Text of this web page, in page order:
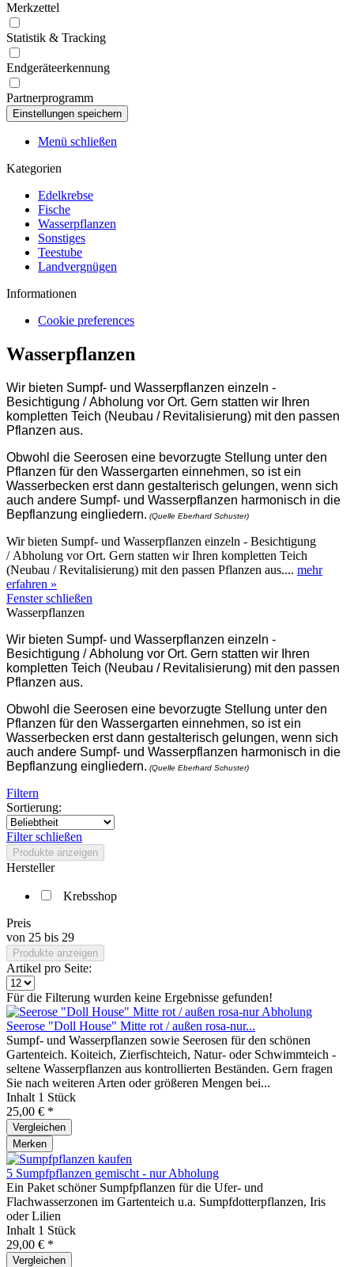
Merkzettel
Statistik & Tracking
Endgeräteerkennung
Partnerprogramm
Menü schließen
Kategorien
Edelkrebse
Fische
Wasserpflanzen
Sonstiges
Teestube
Landvergnügen
Informationen
Cookie preferences
Wasserpflanzen
Wir bieten Sumpf- und Wasserpflanzen einzeln -
Besichtigung / Abholung vor Ort. Gern statten wir Ihren
kompletten Teich (Neubau / Revitalisierung) mit den passen
Pflanzen aus.
Obwohl die Seerosen eine bevorzugte Stellung unter den
Pflanzen für den Wassergarten einnehmen, so ist ein
Wasserbecken erst dann gestalterisch gelungen, wenn sich
auch andere Sumpf- und Wasserpflanzen harmonisch in die
Bepflanzung eingliedern. (Quelle Eberhard Schuster)
Wir bieten Sumpf- und Wasserpflanzen einzeln - Besichtigung
/ Abholung vor Ort. Gern statten wir Ihren kompletten Teich
(Neubau / Revitalisierung) mit den passen Pflanzen aus.... mehr
erfahren »
Fenster schließen
Wasserpflanzen
Wir bieten Sumpf- und Wasserpflanzen einzeln -
Besichtigung / Abholung vor Ort. Gern statten wir Ihren
kompletten Teich (Neubau / Revitalisierung) mit den passen
Pflanzen aus.
Obwohl die Seerosen eine bevorzugte Stellung unter den
Pflanzen für den Wassergarten einnehmen, so ist ein
Wasserbecken erst dann gestalterisch gelungen, wenn sich
auch andere Sumpf- und Wasserpflanzen harmonisch in die
Bepflanzung eingliedern. (Quelle Eberhard Schuster)
Filtern
Sortierung:
Filter schließen
Produkte anzeigen
Hersteller
Krebsshop
Preis
von 25 bis 29
Produkte anzeigen
Artikel pro Seite:
Für die Filterung wurden keine Ergebnisse gefunden!
Seerose "Doll House" Mitte rot / außen rosa-nur...
Sumpf- und Wasserpflanzen sowie Seerosen für den schönen
Gartenteich. Koiteich, Zierfischteich, Natur- oder Schwimmteich -
seltene Wasserpflanzen aus kontrollierten Beständen. Gern fragen
Sie nach weiteren Arten oder größeren Mengen bei...
Inhalt 1 Stück
25,00 € *
Vergleichen
Merken
5 Sumpfpflanzen gemischt - nur Abholung
Ein Paket schöner Sumpfpflanzen für die Ufer- und
Flachwasserzonen im Gartenteich u.a. Sumpfdotterpflanzen, Iris
oder Lilien
Inhalt 1 Stück
29,00 € *
Vergleichen